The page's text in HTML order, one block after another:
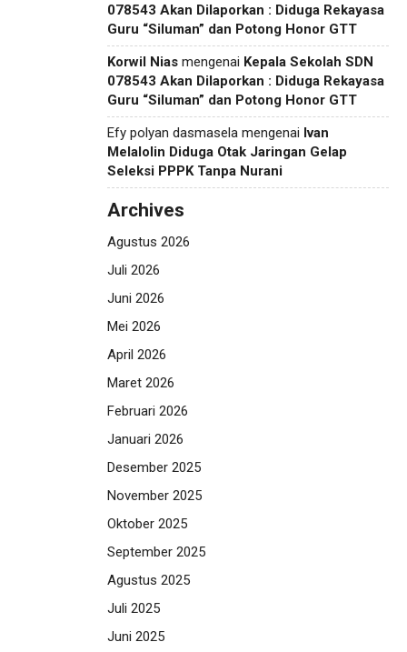
078543 Akan Dilaporkan : Diduga Rekayasa
Guru “Siluman” dan Potong Honor GTT
Korwil Nias mengenai Kepala Sekolah SDN
078543 Akan Dilaporkan : Diduga Rekayasa
Guru “Siluman” dan Potong Honor GTT
Efy polyan dasmasela mengenai Ivan
Melalolin Diduga Otak Jaringan Gelap
Seleksi PPPK Tanpa Nurani
Archives
Agustus 2026
Juli 2026
Juni 2026
Mei 2026
April 2026
Maret 2026
Februari 2026
Januari 2026
Desember 2025
November 2025
Oktober 2025
September 2025
Agustus 2025
Juli 2025
Juni 2025